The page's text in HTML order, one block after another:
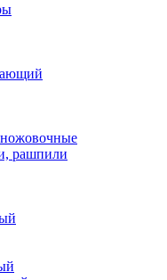
рашпили